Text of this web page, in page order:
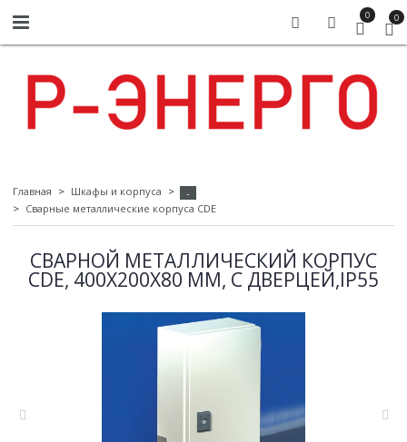
0 0
Главная Шкафы и корпуса
-
Сварные металлические корпуса CDE
СВАРНОЙ МЕТАЛЛИЧЕСКИЙ КОРПУС
CDE, 400Х200Х80 ММ, С ДВЕРЦЕЙ,IP55